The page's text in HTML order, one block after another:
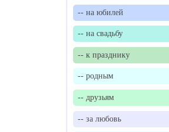
-- на юбилей
-- на свадьбу
-- к празднику
-- родным
-- друзьям
-- за любовь